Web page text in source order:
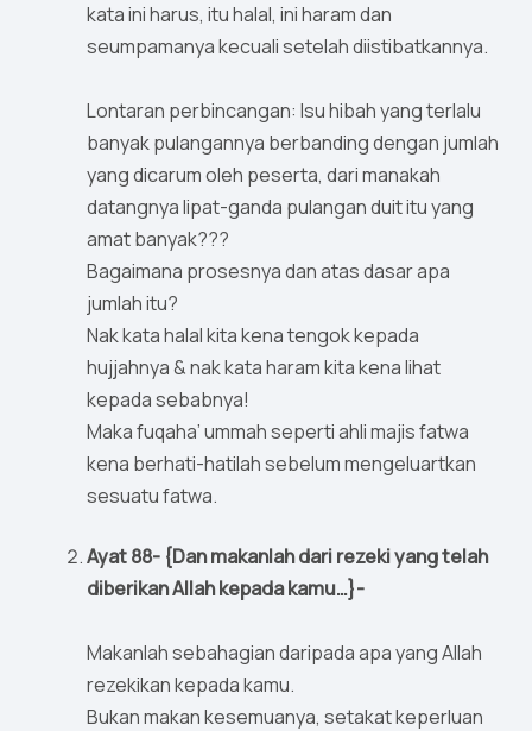
kata ini harus, itu halal, ini haram dan
seumpamanya kecuali setelah diistibatkannya.
Lontaran perbincangan: Isu hibah yang terlalu
banyak pulangannya berbanding dengan jumlah
yang dicarum oleh peserta, dari manakah
datangnya lipat-ganda pulangan duit itu yang
amat banyak???
Bagaimana prosesnya dan atas dasar apa
jumlah itu?
Nak kata halal kita kena tengok kepada
hujjahnya & nak kata haram kita kena lihat
kepada sebabnya!
Maka fuqaha’ ummah seperti ahli majis fatwa
kena berhati-hatilah sebelum mengeluartkan
sesuatu fatwa.
Ayat 88- {Dan makanlah dari rezeki yang telah
diberikan Allah kepada kamu…}-
Makanlah sebahagian daripada apa yang Allah
rezekikan kepada kamu.
Bukan makan kesemuanya, setakat keperluan